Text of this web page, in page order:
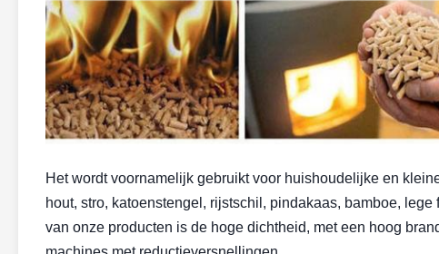
Het wordt voornamelijk gebruikt voor huishoudelijke en
hout, stro, katoenstengel, rijstschil, pindakaas, bamboe,
van onze producten is de hoge dichtheid, met een hoog